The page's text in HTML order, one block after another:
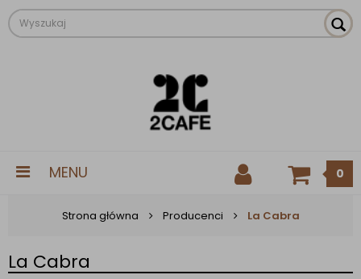
MENU 0
Strona główna Producenci La Cabra
La Cabra